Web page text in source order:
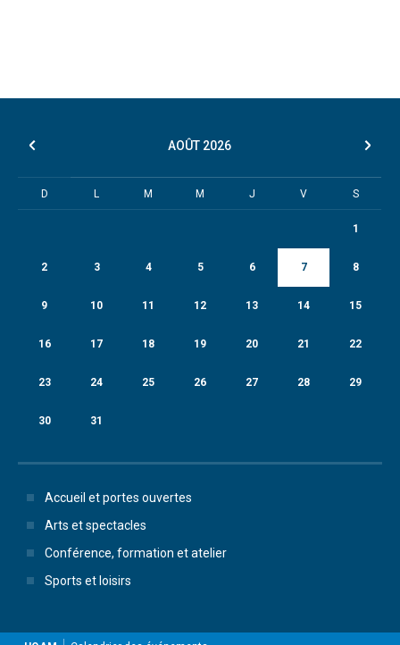
AOÛT 2026
D L M M J V S
1
2 3 4 5 6 7 8
9 10 11 12 13 14 15
16 17 18 19 20 21 22
23 24 25 26 27 28 29
30 31
Accueil et portes ouvertes
Arts et spectacles
Conférence, formation et atelier
Sports et loisirs